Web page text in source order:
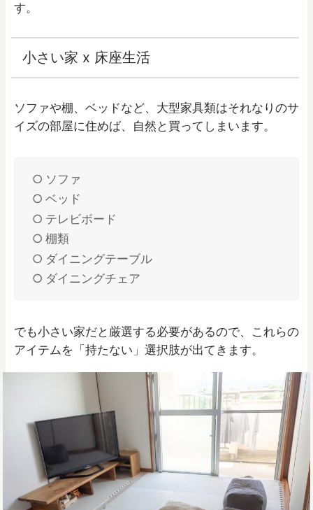
す。
小さい家 x 床座生活
ソファや棚、ベッドなど、大型家具類はそれなりのサ
イズの部屋に住めば、自然と買ってしまいます。
ソファ
ベッド
テレビボード
棚類
ダイニングテーブル
ダイニングチェア
でも小さい家だと厳選する必要があるので、これらの
アイテムを「持たない」選択肢が出てきます。